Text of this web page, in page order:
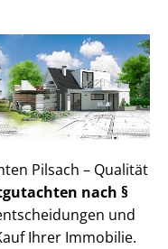
Pilsach – Qualität
nach §
und
Ihrer Immobilie.